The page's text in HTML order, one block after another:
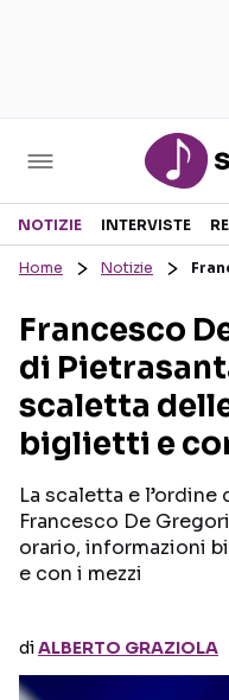
Sezioni
RECENSIONI
INTERVISTE
GOSSIP E CURIOSITÀ
NOTIZIE INTERVISTE
Home Notizie
Francesco
di
scaletta
biglietti e
La scaletta e
Francesco De
orario, informazioni
e con i mezzi
diALBERTO GRAZIOLA